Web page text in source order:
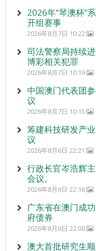
2026年“琴澳杯”
开组赛事
2026年8月7日 10:22
司法警察局持续
博彩相关犯罪
2026年8月7日 10:19
中国澳门代表团
议
2026年8月7日 10:15
筹建科技研发产
议
2026年8月6日 22:21
行政长官岑浩辉
会议。
2026年8月6日 22:16
广东省在澳门成
府债券
2026年8月6日 22:00
澳大首批研究生